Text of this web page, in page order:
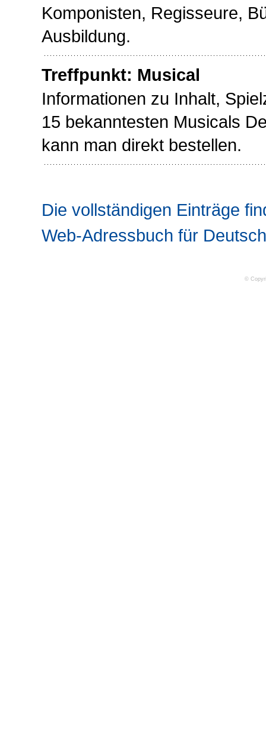
Komponisten, Regisseure,
Ausbildung.
Treffpunkt: Musical
Informationen zu Inhalt,
15 bekanntesten Musicals
kann man direkt bestellen.
Die vollständigen Einträge
Web-Adressbuch für
©